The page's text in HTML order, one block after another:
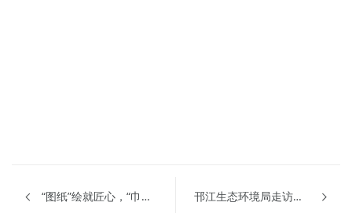
“图纸”绘就匠心，“巾帼”不让须眉 | 迈安德技术专家章晓霞荣获江苏省劳动模范称号 邗江生态环境局走访调研迈安德 精准服务企业绿色低碳发展